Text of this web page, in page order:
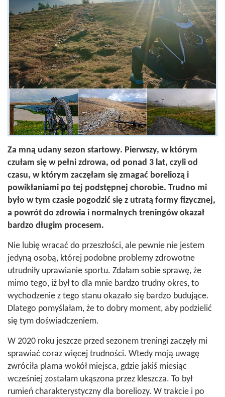
Za mną udany sezon startowy. Pierwszy, w którym
czułam się w pełni zdrowa, od ponad 3 lat, czyli od
czasu, w którym zaczęłam się zmagać boreliozą i
powikłaniami po tej podstępnej chorobie. Trudno mi
było w tym czasie pogodzić się z utratą formy fizycznej,
a powrót do zdrowia i normalnych treningów okazał
bardzo długim procesem.
Nie lubię wracać do przeszłości, ale pewnie nie jestem
jedyną osobą, której podobne problemy zdrowotne
utrudniły uprawianie sportu. Zdałam sobie sprawę, że
mimo tego, iż był to dla mnie bardzo trudny okres, to
wychodzenie z tego stanu okazało się bardzo budujące.
Dlatego pomyślałam, że to dobry moment, aby podzielić
się tym doświadczeniem.
W 2020 roku jeszcze przed sezonem treningi zaczęły mi
sprawiać coraz więcej trudności. Wtedy moją uwagę
zwróciła plama wokół miejsca, gdzie jakiś miesiąc
wcześniej zostałam ukąszona przez kleszcza. To był
rumień charakterystyczny dla boreliozy. W trakcie i po